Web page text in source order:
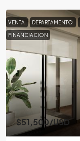
VENTA DEPARTAMENTO
FINANCIACION
$51,500/USD